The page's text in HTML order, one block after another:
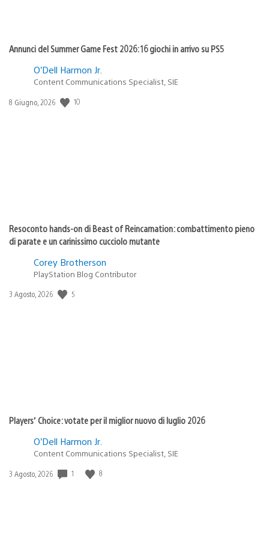
Annunci del Summer Game Fest 2026: 16 giochi in arrivo su PS5
O’Dell Harmon Jr.
Content Communications Specialist, SIE
Data
8 Giugno, 2026 10
Resoconto hands-on di Beast of Reincarnation: combattimento pieno
di parate e un carinissimo cucciolo mutante
Corey Brotherson
PlayStation Blog Contributor
Data
3 Agosto, 2026 5
Players’ Choice: votate per il miglior nuovo di luglio 2026
O’Dell Harmon Jr.
Content Communications Specialist, SIE
Data
3 Agosto, 2026 1 8